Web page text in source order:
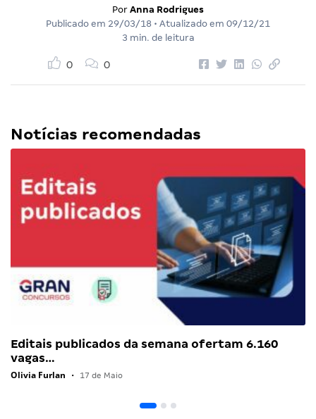
Por Anna Rodrigues
Publicado em 29/03/18 • Atualizado em 09/12/21
3 min. de leitura
0 0
Notícias recomendadas
Editais publicados da semana ofertam 6.160
vagas…
Olivia Furlan • 17 de Maio